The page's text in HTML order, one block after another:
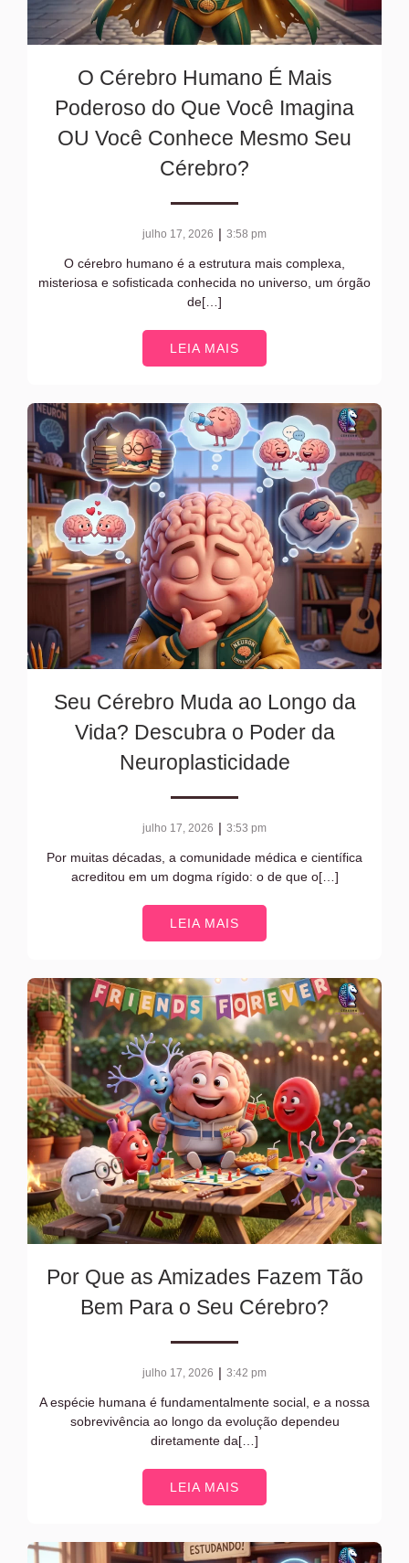
O Cérebro Humano É Mais
Poderoso do Que Você Imagina
OU Você Conhece Mesmo Seu
Cérebro?
julho 17, 2026 | 3:58 pm
O cérebro humano é a estrutura mais complexa,
misteriosa e sofisticada conhecida no universo, um órgão
de[…]
LEIA MAIS
Seu Cérebro Muda ao Longo da
Vida? Descubra o Poder da
Neuroplasticidade
julho 17, 2026 | 3:53 pm
Por muitas décadas, a comunidade médica e científica
acreditou em um dogma rígido: o de que o[…]
LEIA MAIS
Por Que as Amizades Fazem Tão
Bem Para o Seu Cérebro?
julho 17, 2026 | 3:42 pm
A espécie humana é fundamentalmente social, e a nossa
sobrevivência ao longo da evolução dependeu
diretamente da[…]
LEIA MAIS